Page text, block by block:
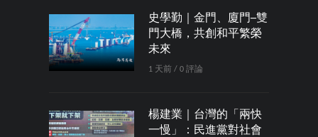
史學勤｜金門、廈門─雙
門大橋，共創和平繁榮
未來
1 天前 / 0 評論
楊建業｜台灣的「兩快
一慢」：民進黨對社會